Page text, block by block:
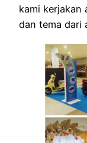
kami kerjakan
dan tema dari